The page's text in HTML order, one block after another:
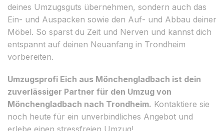
deines Umzugsguts übernehmen, sondern auch das
Ein- und Auspacken sowie den Auf- und Abbau deiner
Möbel. So sparst du Zeit und Nerven und kannst dich
entspannt auf deinen Neuanfang in Trondheim
vorbereiten.
Umzugsprofi Eich aus Mönchengladbach ist dein
zuverlässiger Partner für den Umzug von
Mönchengladbach nach Trondheim. Kontaktiere sie
noch heute für ein unverbindliches Angebot und
erlebe einen stressfreien Umzug!